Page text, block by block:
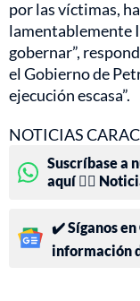
por las víctimas,
lamentablemente
gobernar”,
el Gobierno de
ejecución escasa”.
NOTICIAS
Suscríbase a
aquí 👉🏻
✔️ Síganos en
información